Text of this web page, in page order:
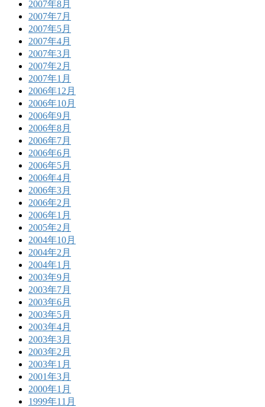
2007年8月
2007年7月
2007年5月
2007年4月
2007年3月
2007年2月
2007年1月
2006年12月
2006年10月
2006年9月
2006年8月
2006年7月
2006年6月
2006年5月
2006年4月
2006年3月
2006年2月
2006年1月
2005年2月
2004年10月
2004年2月
2004年1月
2003年9月
2003年7月
2003年6月
2003年5月
2003年4月
2003年3月
2003年2月
2003年1月
2001年3月
2000年1月
1999年11月